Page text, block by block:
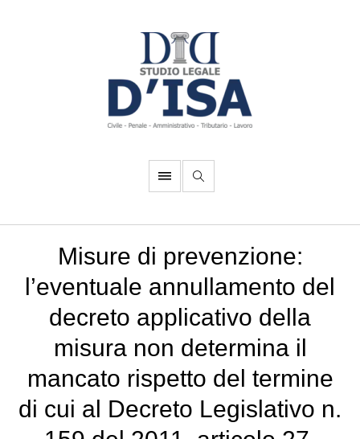
Misure di prevenzione:
l’eventuale annullamento del
decreto applicativo della
misura non determina il
mancato rispetto del termine
di cui al Decreto Legislativo n.